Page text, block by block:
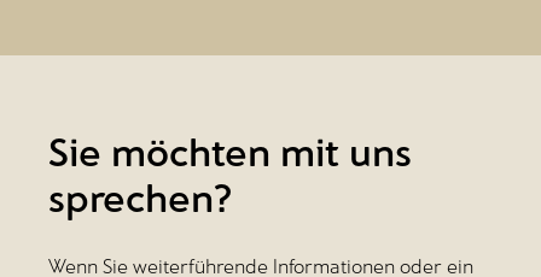
Sie möchten mit uns
sprechen?
Wenn Sie weiterführende Informationen oder ein